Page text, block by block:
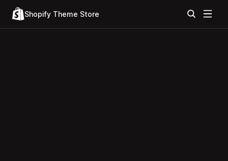
Shopify Theme Store